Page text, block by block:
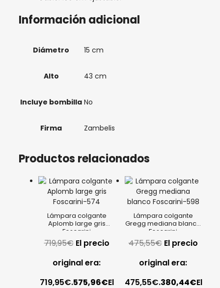
Información adicional
Diámetro 15 cm
Alto 43 cm
Incluye bombilla No
Firma Zambelis
Productos relacionados
Lámpara colgante
Aplomb large gris
Foscarini
719,95€ El precio
original era:
719,95€.575,96€El
Lámpara colgante
Gregg mediana blanco
Foscarini
475,55€ El precio
original era:
475,55€.380,44€El